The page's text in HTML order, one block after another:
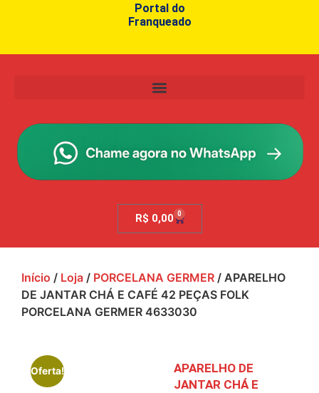
Portal do
Franqueado
R$ 0,00 0
Início / Loja / PORCELANA GERMER / APARELHO
DE JANTAR CHÁ E CAFÉ 42 PEÇAS FOLK
PORCELANA GERMER 4633030
Oferta!
APARELHO DE
JANTAR CHÁ E